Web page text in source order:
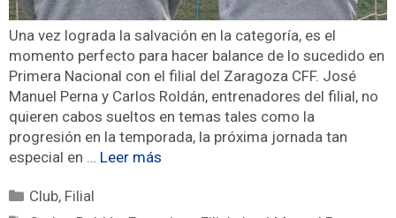
Una vez lograda la salvación en la categoría, es el
momento perfecto para hacer balance de lo sucedido en
Primera Nacional con el filial del Zaragoza CFF. José
Manuel Perna y Carlos Roldán, entrenadores del filial, no
quieren cabos sueltos en temas tales como la
progresión en la temporada, la próxima jornada tan
especial en … Leer más
Club, Filial